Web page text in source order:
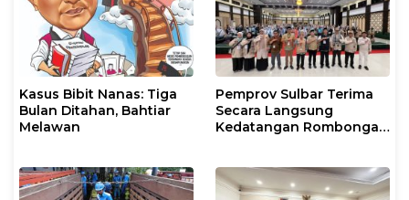
Kasus Bibit Nanas: Tiga
Bulan Ditahan, Bahtiar
Melawan
Pemprov Sulbar Terima
Secara Langsung
Kedatangan Rombongan